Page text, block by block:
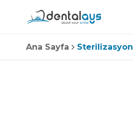
Ana Sayfa Sterilizasyon